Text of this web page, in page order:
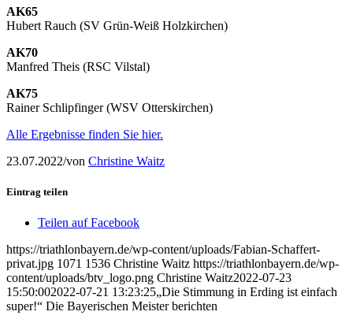
AK65
Hubert Rauch (SV Grün-Weiß Holzkirchen)
AK70
Manfred Theis (RSC Vilstal)
AK75
Rainer Schlipfinger (WSV Otterskirchen)
Alle Ergebnisse finden Sie hier.
23.07.2022/von Christine Waitz
Eintrag teilen
Teilen auf Facebook
https://triathlonbayern.de/wp-content/uploads/Fabian-Schaffert-
privat.jpg 1071 1536 Christine Waitz https://triathlonbayern.de/wp-
content/uploads/btv_logo.png Christine Waitz2022-07-23
15:50:002022-07-21 13:23:25„Die Stimmung in Erding ist einfach
super!“ Die Bayerischen Meister berichten